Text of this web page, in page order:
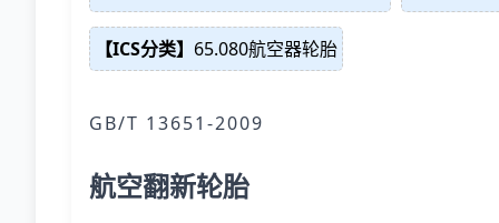
【ICS分类】 65.080航空器轮胎
GB/T 13651-2009
航空翻新轮胎